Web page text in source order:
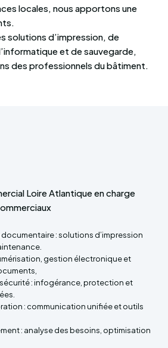
locales, nous apportons une
solutions d’impression, de
et de sauvegarde,
des professionnels du bâtiment.
Loire Atlantique en charge
: solutions d’impression
gestion électronique et
: infogérance, protection et
: communication unifiée et outils
: analyse des besoins, optimisation